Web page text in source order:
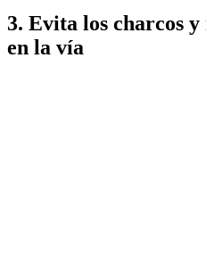
3. Evita los charcos
en la vía